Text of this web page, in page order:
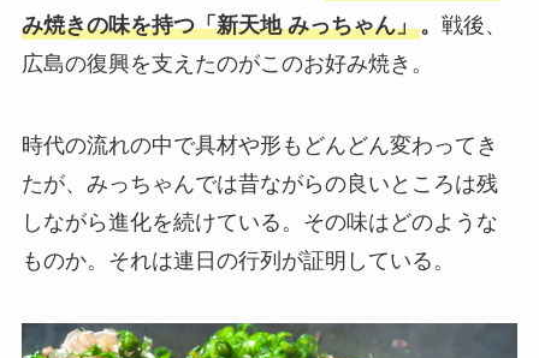
み焼きの味を持つ「新天地 みっちゃん」。 戦後、
広島の復興を支えたのがこのお好み焼き。
時代の流れの中で具材や形もどんどん変わってき
たが、みっちゃんでは昔ながらの良いところは残
しながら進化を続けている。その味はどのような
ものか。それは連日の行列が証明している。